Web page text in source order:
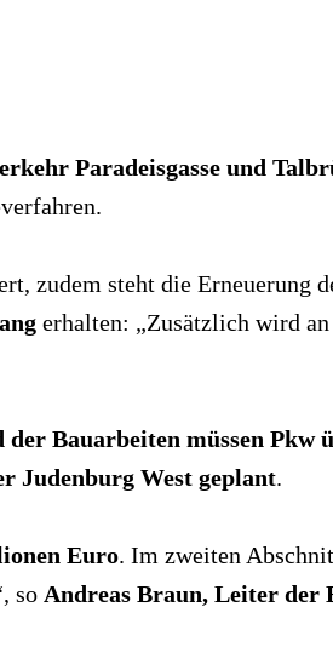
Paradeisgasse und
zudem steht die Erneuerung
erhalten: „Zusätzlich wird
der Bauarbeiten müssen Pkw
Judenburg West geplant.
Euro. Im zweiten
so Andreas Braun, Leiter der